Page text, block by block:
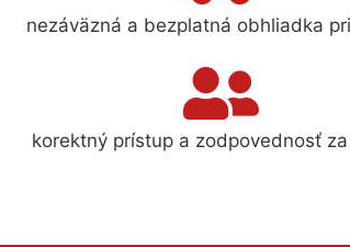
nezáväzná a bezplatná obhliadka
korektný prístup a zodpovednosť